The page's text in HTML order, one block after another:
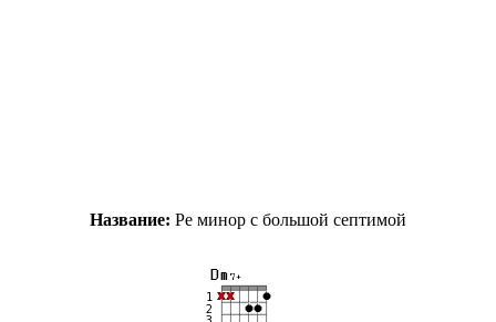
Название: Ре минор с большой септимой